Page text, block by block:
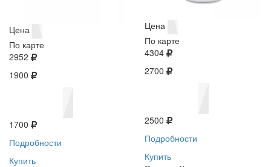
Цена
По карте
2952
1900
1700
Подробности
Купить
Цена
По карте
4304
2700
2500
Подробности
Купить